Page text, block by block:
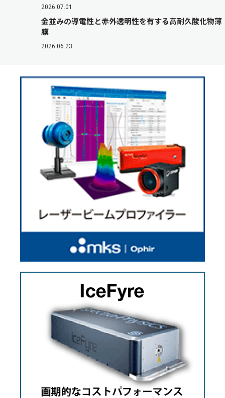
2026.07.01
金並みの導電性と赤外透明性を有する高耐久酸化物薄
膜
2026.06.23